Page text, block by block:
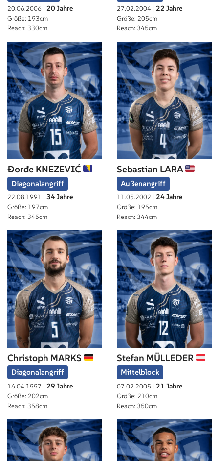
20.06.2006 | 20 Jahre
Größe: 193cm
Reach: 330cm
27.02.2004 | 22 Jahre
Größe: 205cm
Reach: 345cm
Đorđe KNEZEVIĆ
Diagonalangriff
22.08.1991 | 34 Jahre
Größe: 197cm
Reach: 345cm
Sebastian LARA
Außenangriff
11.05.2002 | 24 Jahre
Größe: 195cm
Reach: 344cm
Christoph MARKS
Diagonalangriff
16.04.1997 | 29 Jahre
Größe: 202cm
Reach: 358cm
Stefan MÜLLEDER
Mittelblock
07.02.2005 | 21 Jahre
Größe: 210cm
Reach: 350cm